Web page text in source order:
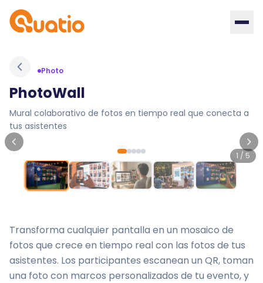
Photo
PhotoWall
Mural colaborativo de fotos en tiempo real que conecta a
tus asistentes
1 / 5
Transforma cualquier pantalla en un mosaico de
fotos que crece en tiempo real con las fotos de tus
asistentes. Los participantes escanean un QR, toman
una foto con marcos personalizados de tu evento, y